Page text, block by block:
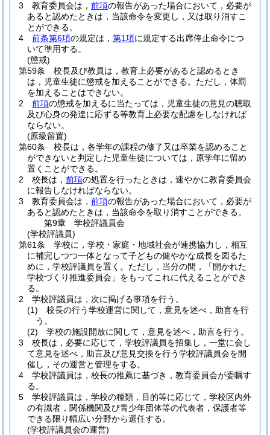
3
教育委員会は， 前項の報告があった場合において，必要が
あると認めたときは，当該命令を変更し，又は取り消すこ
とができる。
4
前条第6項の規定は， 第1項に規定する出席停止命令につ
いて準用する。
(懲戒)
第59条
校長及び教員は，教育上必要があると認めるとき
は，児童生徒に懲戒を加えることができる。 ただし，体罰
を加えることはできない。
2
前項の懲戒を加えるに当たっては，児童生徒の意見の聴取
及び心身の発達に応ずる等教育上必要な配慮をしなければ
ならない。
(原級留置)
第60条
校長は，各学年の課程の修了又は卒業を認めること
ができないと判定した児童生徒については，原学年に留め
置くことができる。
2
校長は， 前項の処置を行ったときは，速やかに教育委員会
に報告しなければならない。
3
教育委員会は， 前項の報告があった場合において，必要が
あると認めたときは，当該命令を取り消すことができる。
第9章
学校評議員会
(学校評議員)
第61条
学校に，学校・家庭・地域社会が連携協力し，相互
に補完しつつ一体となって子どもの健やかな成長を図るた
めに，学校評議員を置く。 ただし，当分の間，「開かれた
学校づくり推進委員会」をもってこれに代えることができ
る。
2
学校評議員は，次に掲げる事項を行う。
(1)
校長の行う学校運営に関して，意見を述べ，助言を行
う。
(2)
学校の施設開放に関して，意見を述べ，助言を行う。
3
校長は，必要に応じて，学校評議員を招集し，一堂に会し
て意見を述べ，助言及び意見交換を行う学校評議員会を開
催し，その運営と管理をする。
4
学校評議員は，校長の推薦に基づき，教育委員会が委嘱す
る。
5
学校評議員は，学校の種類，目的等に応じて，学校区内外
の有識者，関係機関及び青少年団体等の代表者，保護者等
できる限り幅広い分野から選任する。
(学校評議員会の運営)